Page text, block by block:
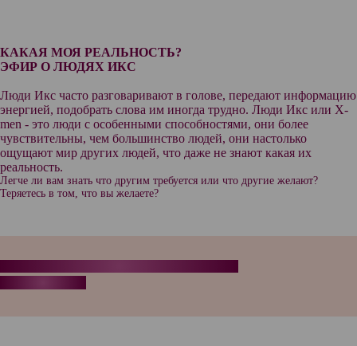
КАКАЯ МОЯ РЕАЛЬНОСТЬ?
ЭФИР О ЛЮДЯХ ИКС
Люди Икс часто разговаривают в голове, передают информацию
энергией, подобрать слова им иногда трудно. Люди Икс или X-
men - это люди с особенными способностями, они более
чувствительны, чем большинство людей, они настолько
ощущают мир других людей, что даже не знают какая их
реальность.
Легче ли вам знать что другим требуется или что другие желают?
Теряетесь в том, что вы желаете?